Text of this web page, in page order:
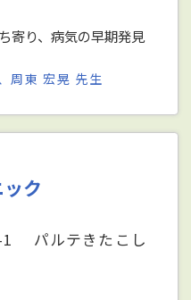
寄り、病気の早期発見
周東 宏晃 先生
ク
1 パルテきたこし